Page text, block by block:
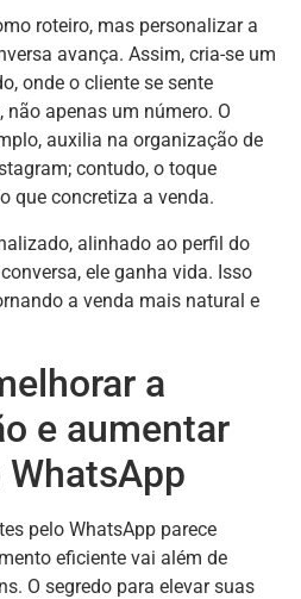
roteiro, mas personalizar a
avança. Assim, cria-se um
onde o cliente se sente
apenas um número. O
auxilia na organização de
contudo, o toque
que concretiza a venda.
alinhado ao perfil do
ele ganha vida. Isso
a venda mais natural e
a
e aumentar
pelo WhatsApp parece
eficiente vai além de
O segredo para elevar suas